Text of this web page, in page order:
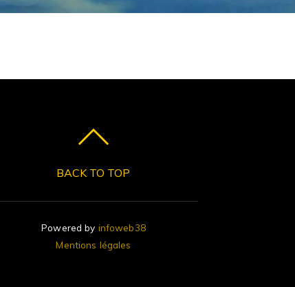
BACK TO TOP
Powered by infoweb38
Mentions légales